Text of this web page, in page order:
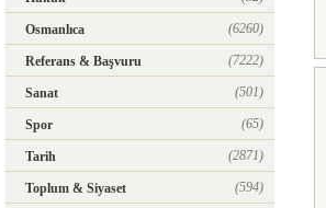
Osmanlıca (6260)
Referans & Başvuru (7222)
Sanat (501)
Spor (65)
Tarih (2871)
Toplum & Siyaset (594)